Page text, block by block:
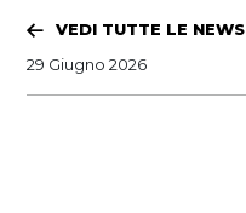
VEDI TUTTE LE NEWS
29 Giugno 2026